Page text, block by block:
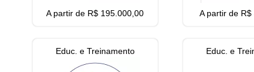
A partir de R$ 195.000,00 A partir de
Educ. e Treinamento Educ. e